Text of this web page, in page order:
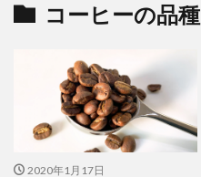
コーヒーの品種
2020年1月17日